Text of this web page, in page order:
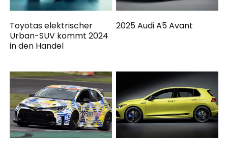
Toyotas elektrischer
Urban-SUV kommt 2024
in den Handel
2025 Audi A5 Avant